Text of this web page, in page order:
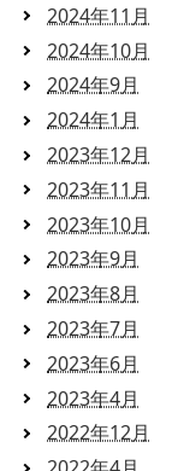
2024年11月
2024年10月
2024年9月
2024年1月
2023年12月
2023年11月
2023年10月
2023年9月
2023年8月
2023年7月
2023年6月
2023年4月
2022年12月